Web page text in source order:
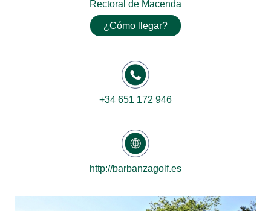
Rectoral de Macenda
¿Cómo llegar?
+34 651 172 946
http://barbanzagolf.es